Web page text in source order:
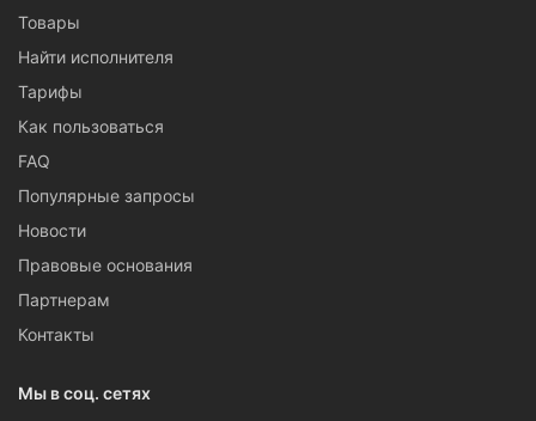
Товары
Найти исполнителя
Тарифы
Как пользоваться
FAQ
Популярные запросы
Новости
Правовые основания
Партнерам
Контакты
Мы в соц. сетях